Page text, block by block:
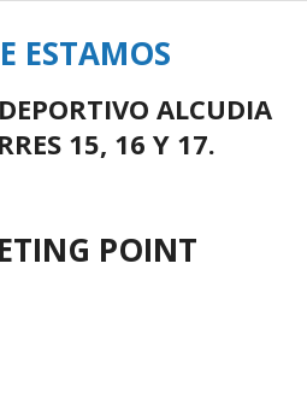
ESTAMOS
ALCUDIA
15, 16 Y 17.
POINT